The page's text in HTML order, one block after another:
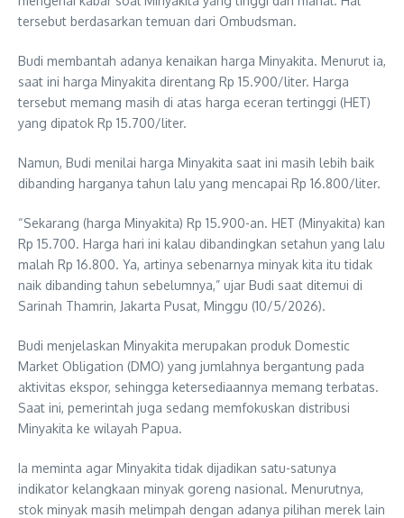
tersebut berdasarkan temuan dari Ombudsman.
Budi membantah adanya kenaikan harga Minyakita. Menurut ia,
saat ini harga Minyakita direntang Rp 15.900/liter. Harga
tersebut memang masih di atas harga eceran tertinggi (HET)
yang dipatok Rp 15.700/liter.
Namun, Budi menilai harga Minyakita saat ini masih lebih baik
dibanding harganya tahun lalu yang mencapai Rp 16.800/liter.
“Sekarang (harga Minyakita) Rp 15.900-an. HET (Minyakita) kan
Rp 15.700. Harga hari ini kalau dibandingkan setahun yang lalu
malah Rp 16.800. Ya, artinya sebenarnya minyak kita itu tidak
naik dibanding tahun sebelumnya,” ujar Budi saat ditemui di
Sarinah Thamrin, Jakarta Pusat, Minggu (10/5/2026).
Budi menjelaskan Minyakita merupakan produk Domestic
Market Obligation (DMO) yang jumlahnya bergantung pada
aktivitas ekspor, sehingga ketersediaannya memang terbatas.
Saat ini, pemerintah juga sedang memfokuskan distribusi
Minyakita ke wilayah Papua.
Ia meminta agar Minyakita tidak dijadikan satu-satunya
indikator kelangkaan minyak goreng nasional. Menurutnya,
stok minyak masih melimpah dengan adanya pilihan merek lain